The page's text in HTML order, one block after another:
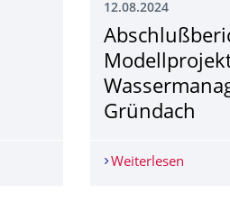
12.08.2024
Gründach
Weiterlesen